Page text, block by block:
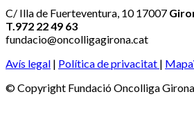
C/ Illa de Fuerteventura, 10 17007
T.972 22 49 63
fundacio@oncolligagirona.cat
Avís legal | Política de privacitat |
© Copyright Fundació Oncolliga